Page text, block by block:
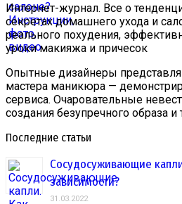
Интернет-журнал. Все о
секретах домашнего ухода и
реального похудения,
уроки макияжа и причесок
Опытные дизайнеры
мастера маникюра —
сервиса. Очаровательные
создания безупречного образа и
Последние статьи
Сосудосуживающие
зависимости?
31.03.2022